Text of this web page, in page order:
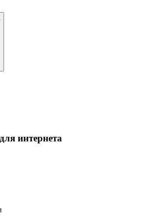
интернета